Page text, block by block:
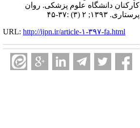
کارکنان دانشگاه علوم پزشکی. روان
پرستاری. ۱۳۹۳; ۲ (۳) :۳۷-۴۵
URL: http://ijpn.ir/article-۱-۳۹۷-fa.html